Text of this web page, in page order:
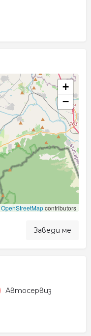
+
−
OpenStreetMapcontributors
Заведи ме
Автосервиз